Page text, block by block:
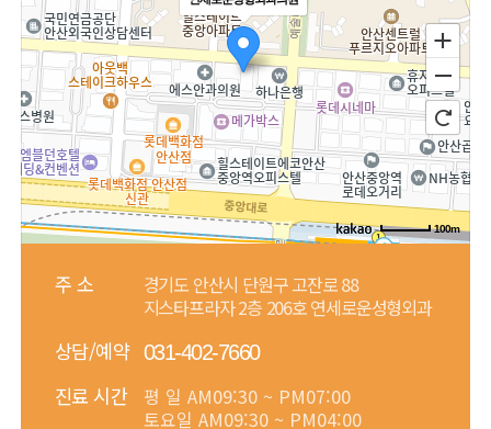
100m
주 소
경기도 안산시 단원구 고잔로 88
지스타프라자 2층 206호 연세로운성형외과
상담/예약 031-402-7660
진료 시간 평 일 AM09:30 ~ PM07:00
토요일 AM09:30 ~ PM04:00